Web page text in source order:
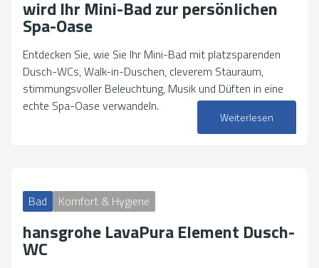
wird Ihr Mini-Bad zur persönlichen
Spa-Oase
Entdecken Sie, wie Sie Ihr Mini-Bad mit platzsparenden
Dusch-WCs, Walk-in-Duschen, cleverem Stauraum,
stimmungsvoller Beleuchtung, Musik und Düften in eine
echte Spa-Oase verwandeln.
Weiterlesen
Bad Komfort & Hygiene
hansgrohe LavaPura Element Dusch-
WC